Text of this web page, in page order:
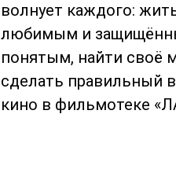
волнует каждого:
любимым и
понятым, найти своё
сделать правильный
кино в фильмотеке